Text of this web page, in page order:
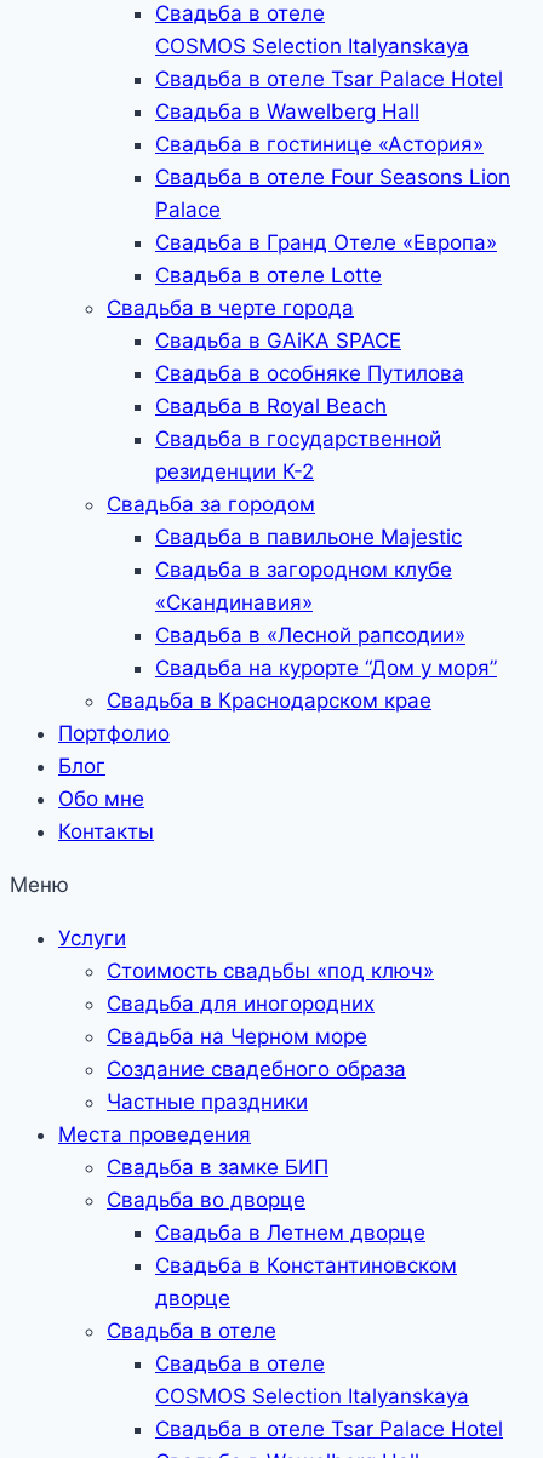
Свадьба в отеле
COSMOS Selection Italyanskaya
Свадьба в отеле Tsar Palace Hotel
Свадьба в Wawelberg Hall
Свадьба в гостинице «Астория»
Свадьба в отеле Four Seasons Lion
Palace
Свадьба в Гранд Отеле «Европа»
Свадьба в отеле Lotte
Свадьба в черте города
Свадьба в GAiKA SPACE
Свадьба в особняке Путилова
Свадьба в Royal Beach
Свадьба в государственной
резиденции К-2
Свадьба за городом
Свадьба в павильоне Majestic
Свадьба в загородном клубе
«Скандинавия»
Свадьба в «Лесной рапсодии»
Свадьба на курорте “Дом у моря”
Свадьба в Краснодарском крае
Портфолио
Блог
Обо мне
Контакты
Меню
Услуги
Стоимость свадьбы «под ключ»
Свадьба для иногородних
Свадьба на Черном море
Создание свадебного образа
Частные праздники
Места проведения
Свадьба в замке БИП
Свадьба во дворце
Свадьба в Летнем дворце
Свадьба в Константиновском
дворце
Свадьба в отеле
Свадьба в отеле
COSMOS Selection Italyanskaya
Свадьба в отеле Tsar Palace Hotel